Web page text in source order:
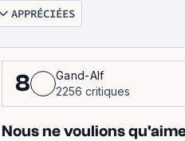
APPRÉCIÉES
8
Gand-Alf
2256 critiques
Nous ne voulions